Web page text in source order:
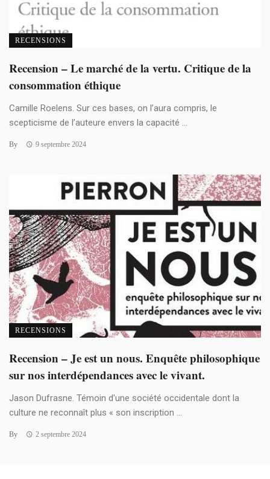
RECENSIONS
Recension – Le marché de la vertu. Critique de la
consommation éthique
Camille Roelens. Sur ces bases, on l’aura compris, le
scepticisme de l’auteure envers la capacité ...
By 9 septembre 2024
RECENSIONS
Recension – Je est un nous. Enquête philosophique
sur nos interdépendances avec le vivant.
Jason Dufrasne. Témoin d'une société occidentale dont la
culture ne reconnaît plus « son inscription ...
By 2 septembre 2024